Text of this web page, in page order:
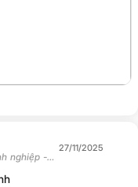
nghiệp -
27/11/2025